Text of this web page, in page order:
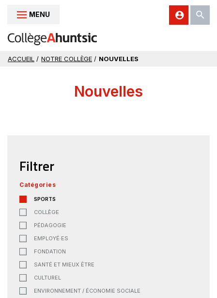
Aller au contenu
MENU
ACCUEIL / NOTRE COLLÈGE / NOUVELLES
Nouvelles
Filtrer
Catégories
SPORTS
COLLÈGE
PÉDAGOGIE
EMPLOYÉ·ES
FONDATION
SANTÉ ET MIEUX ÊTRE
CULTUREL
ENVIRONNEMENT / ÉCONOMIE SOCIALE